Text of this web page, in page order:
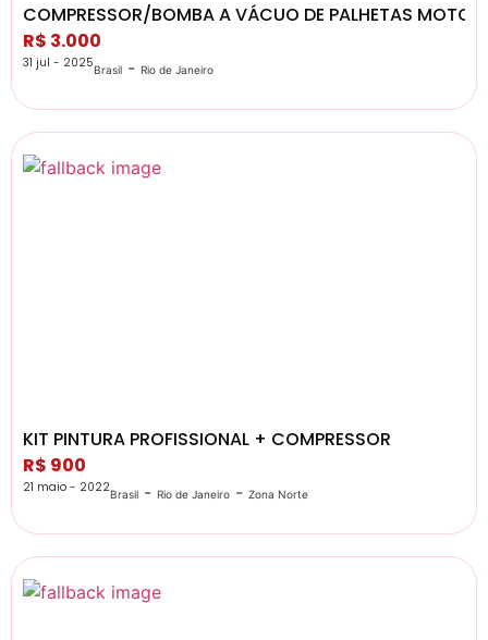
COMPRESSOR/BOMBA A VÁCUO DE PALHETAS
R$ 3.000
31 jul - 2025Brasil - Rio de Janeiro
KIT PINTURA PROFISSIONAL + COMPRESSOR
R$ 900
21 maio - 2022Brasil - Rio de Janeiro - Zona Norte